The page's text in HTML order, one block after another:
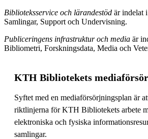
Biblioteksservice och lärandestöd är indelat
Samlingar, Support och Undervisning.
Publiceringens infrastruktur och media är
Bibliometri, Forskningsdata, Media och
KTH Bibliotekets
Syftet med en mediaförsörjningsplan är
riktlinjerna för KTH Bibliotekets arbete
elektroniska och fysiska
samlingar.